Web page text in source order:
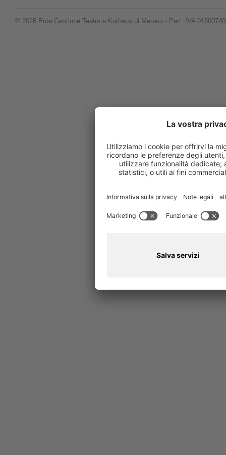
© 2026 Ente Gestione Teatro e Kurhaus di Merano - Part. IVA